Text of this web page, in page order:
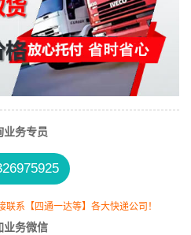
业务专员
联系【四通一达等】各大快递公司！
业务微信